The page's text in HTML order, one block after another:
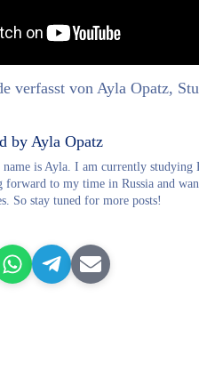
verfasst von Ayla Opatz,
by Ayla Opatz
is Ayla. I am currently studying
forward to my time in Russia and
So stay tuned for more posts!